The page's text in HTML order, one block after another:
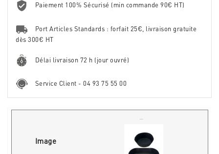
Paiement 100% Sécurisé (min commande 90€ HT)
Port Articles Standards : forfait 25€, livraison gratuite
dès 300€ HT
Délai livraison 72 h (jour ouvré)
Service Client - 04 93 75 55 00
Image